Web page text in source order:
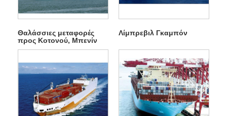
Θαλάσσιες μεταφορές
προς Κοτονού, Μπενίν
Λίμπρεβιλ Γκαμπόν